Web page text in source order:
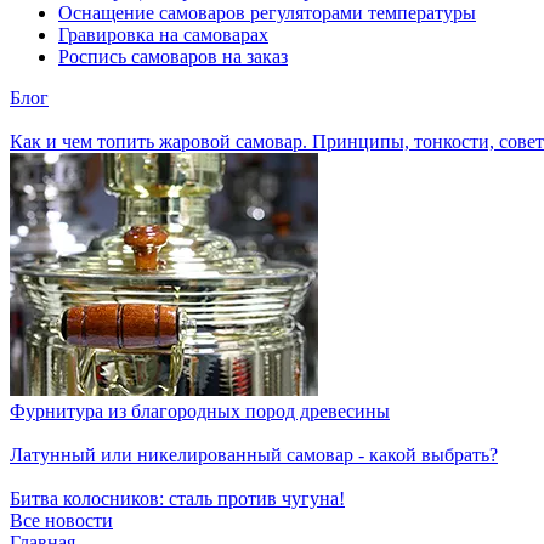
Оснащение самоваров регуляторами температуры
Гравировка на самоварах
Роспись самоваров на заказ
Блог
Как и чем топить жаровой самовар. Принципы, тонкости,
Фурнитура из благородных пород древесины
Латунный или никелированный самовар - какой выбрать?
Битва колосников: сталь против чугуна!
Все новости